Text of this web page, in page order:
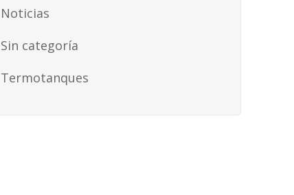
Noticias
Sin categoría
Termotanques